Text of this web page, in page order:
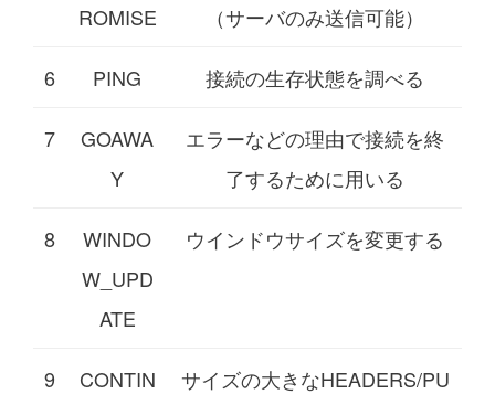
ROMISE
（サーバのみ送信可能）
6 PING 接続の生存状態を調べる
7
GOAWA
Y
エラーなどの理由で接続を終
了するために用いる
8
WINDO
W_UPD
ATE
ウインドウサイズを変更する
9
CONTIN
サイズの大きなHEADERS/PU